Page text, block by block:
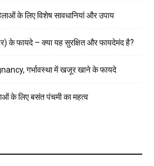
के लिए विशेष सावधानियां और उपाय
के फायदे – क्या यह सुरक्षित और फायदेमंद है?
गर्भावस्था में खजूर खाने के फायदे
के लिए बसंत पंचमी का महत्व